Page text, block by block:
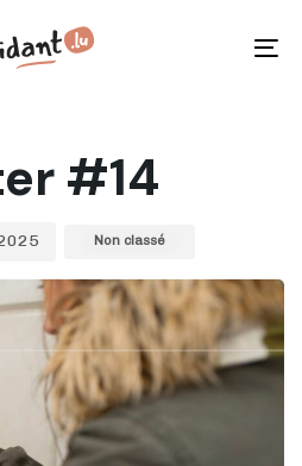
#14
Non classé